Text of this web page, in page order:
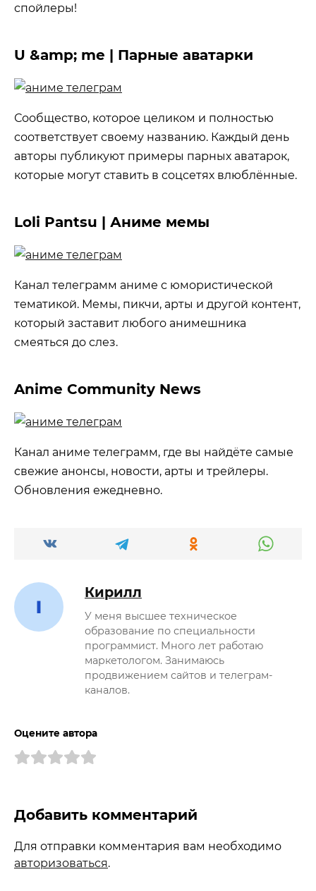
спойлеры!
U &amp; me | Парные аватарки
Сообщество, которое целиком и полностью
соответствует своему названию. Каждый день
авторы публикуют примеры парных аватарок,
которые могут ставить в соцсетях влюблённые.
Loli Pantsu | Аниме мемы
Канал телеграмм аниме с юмористической
тематикой. Мемы, пикчи, арты и другой контент,
который заставит любого анимешника
смеяться до слез.
Anime Community News
Канал аниме телеграмм, где вы найдёте самые
свежие анонсы, новости, арты и трейлеры.
Обновления ежедневно.
Кирилл
У меня высшее техническое
образование по специальности
программист. Много лет работаю
маркетологом. Занимаюсь
продвижением сайтов и телеграм-
каналов.
Оцените автора
Добавить комментарий
Для отправки комментария вам необходимо
авторизоваться.